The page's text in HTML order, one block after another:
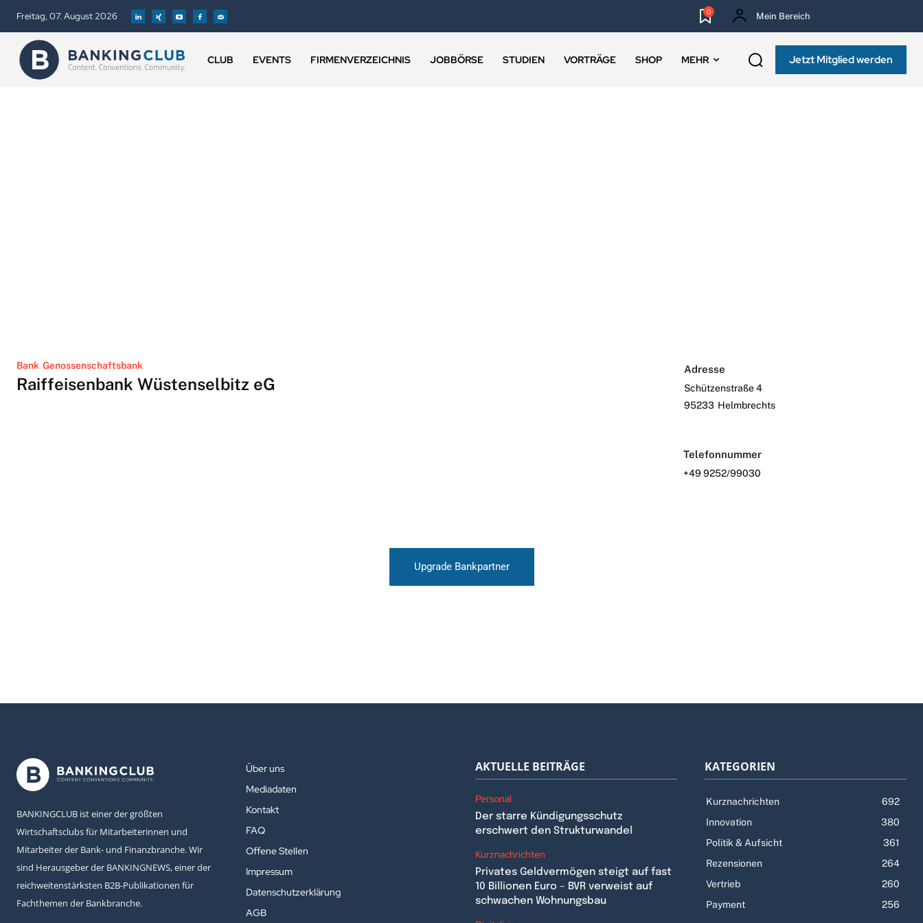
Freitag, 07. August 2026 0 Mein Bereich
CLUB EVENTS FIRMENVERZEICHNIS JOBBÖRSE STUDIEN VORTRÄGE SHOP MEHR Jetzt Mitglied werden
Bank Genossenschaftsbank
Raiffeisenbank Wüstenselbitz eG
Adresse
Schützenstraße 4
95233 Helmbrechts
Telefonnummer
+49 9252/99030
Upgrade Bankpartner
BANKINGCLUB ist einer der größten
Wirtschaftsclubs für Mitarbeiterinnen und
Mitarbeiter der Bank- und Finanzbranche. Wir
sind Herausgeber der BANKINGNEWS, einer der
reichweitenstärksten B2B-Publikationen für
Fachthemen der Bankbranche.
Über uns
Mediadaten
Kontakt
FAQ
Offene Stellen
Impressum
Datenschutzerklärung
AGB
AKTUELLE BEITRÄGE
Personal
Der starre Kündigungsschutz
erschwert den Strukturwandel
Kurznachrichten
Privates Geldvermögen steigt auf fast
10 Billionen Euro – BVR verweist auf
schwachen Wohnungsbau
KATEGORIEN
Kurznachrichten
692
Innovation
380
Politik & Aufsicht
361
Rezensionen
264
Vertrieb
260
Payment
256